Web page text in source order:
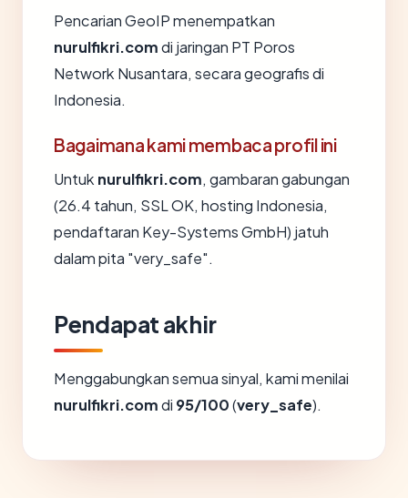
Pencarian GeoIP menempatkan
nurulfikri.comdi jaringan PT Poros
Network Nusantara, secara geografis di
Indonesia.
Bagaimana kami membaca profil ini
Untuk nurulfikri.com, gambaran gabungan
(26.4 tahun, SSL OK, hosting Indonesia,
pendaftaran Key-Systems GmbH) jatuh
dalam pita "very_safe".
Pendapat akhir
Menggabungkan semua sinyal, kami menilai
nurulfikri.comdi 95/100(very_safe).